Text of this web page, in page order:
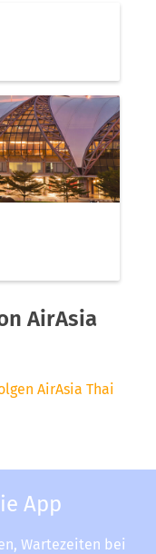
AirAsia
AirAsia Thai
App
Wartezeiten bei